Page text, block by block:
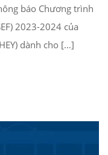
báo Chương trình
2023-2024 của
dành cho […]